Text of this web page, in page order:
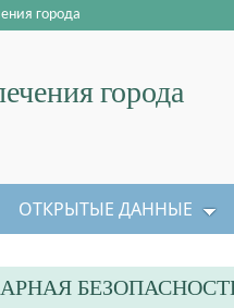
города
города
ОТКРЫТЫЕ ДАННЫЕ